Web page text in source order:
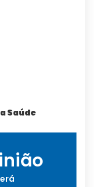
Saúde